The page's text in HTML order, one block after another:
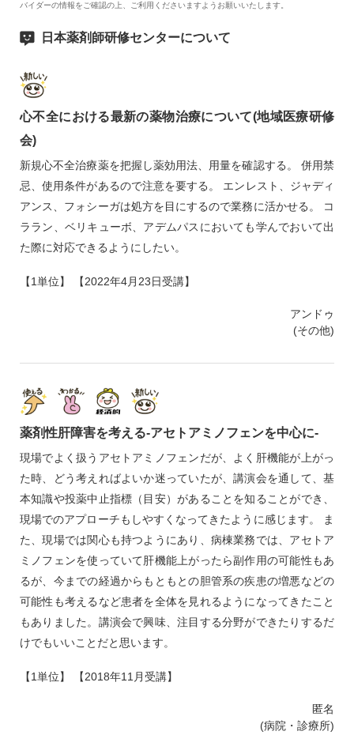
バイダーの情報をご確認の上、ご利用くださいますようお願いいたします。
日本薬剤師研修センターについて
心不全における最新の薬物治療について(地域医療研修
会)
新規心不全治療薬を把握し薬効用法、用量を確認する。 併用禁
忌、使用条件があるので注意を要する。 エンレスト、ジャディ
アンス、フォシーガは処方を目にするので業務に活かせる。 コ
ララン、ベリキューボ、アデムパスにおいても学んでおいて出
た際に対応できるようにしたい。
【1単位】 【2022年4月23日受講】
アンドゥ
(その他)
薬剤性肝障害を考える‐アセトアミノフェンを中心に‐
現場でよく扱うアセトアミノフェンだが、よく肝機能が上がっ
た時、どう考えればよいか迷っていたが、講演会を通して、基
本知識や投薬中止指標（目安）があることを知ることができ、
現場でのアプローチもしやすくなってきたように感じます。 ま
た、現場では関心も持つようにあり、病棟業務では、アセトア
ミノフェンを使っていて肝機能上がったら副作用の可能性もあ
るが、今までの経過からもともとの胆管系の疾患の増悪などの
可能性も考えるなど患者を全体を見れるようになってきたこと
もありました。講演会で興味、注目する分野ができたりするだ
けでもいいことだと思います。
【1単位】 【2018年11月受講】
匿名
(病院・診療所)